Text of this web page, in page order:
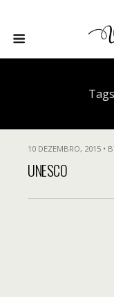
10 DEZEMBRO, 2015 •
UNESCO